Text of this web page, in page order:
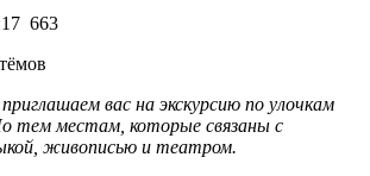
663
вас на экскурсию по улочкам
тем местам, которые связаны с
живописью и театром.